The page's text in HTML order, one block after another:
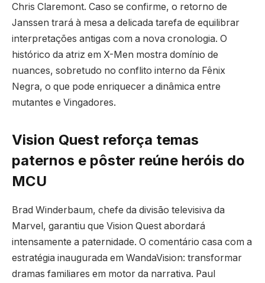
Chris Claremont. Caso se confirme, o retorno de
Janssen trará à mesa a delicada tarefa de equilibrar
interpretações antigas com a nova cronologia. O
histórico da atriz em X-Men mostra domínio de
nuances, sobretudo no conflito interno da Fênix
Negra, o que pode enriquecer a dinâmica entre
mutantes e Vingadores.
Vision Quest reforça temas
paternos e pôster reúne heróis do
MCU
Brad Winderbaum, chefe da divisão televisiva da
Marvel, garantiu que Vision Quest abordará
intensamente a paternidade. O comentário casa com a
estratégia inaugurada em WandaVision: transformar
dramas familiares em motor da narrativa. Paul